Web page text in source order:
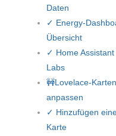
Daten
✓ Energy-
Übersicht
✓ Home
Labs
🚧Lovelace-
anpassen
✓ Hinzufügen
Karte